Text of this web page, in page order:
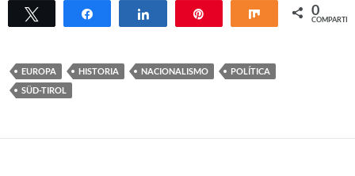
Twittear Compartir Compartir Compartir
0
COMPARTIR
EUROPA HISTORIA NACIONALISMO
POLÍTICA
SÜD-TIROL